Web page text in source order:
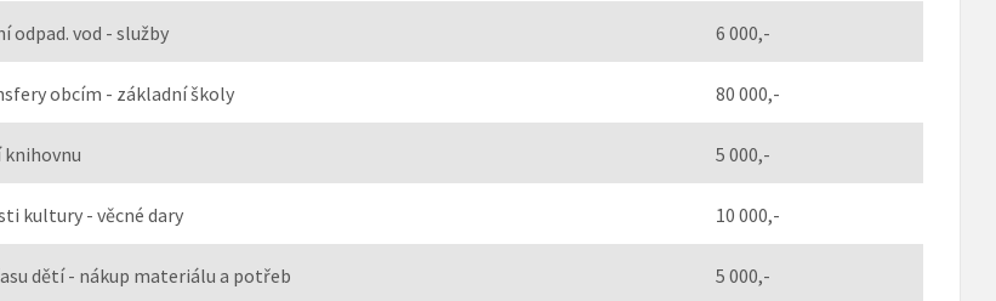
odpad. vod - služby 6 000,-
obcím - základní školy 80 000,-
knihovnu 5 000,-
kultury - věcné dary 10 000,-
dětí - nákup materiálu a potřeb 5 000,-